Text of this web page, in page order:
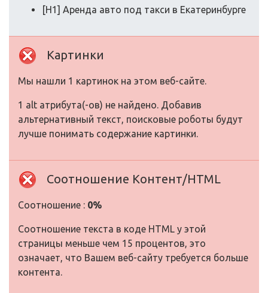
[H1] Аренда авто под такси в Екатеринбурге
Картинки
Мы нашли 1 картинок на этом веб-сайте.
1 alt атрибута(-ов) не найдено. Добавив
альтернативный текст, поисковые роботы будут
лучше понимать содержание картинки.
Соотношение Контент/HTML
Соотношение : 0%
Соотношение текста в коде HTML у этой
страницы меньше чем 15 процентов, это
означает, что Вашем веб-сайту требуется больше
контента.